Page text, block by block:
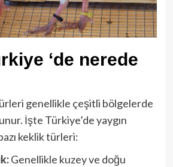
‘de nerede
genellikle çeşitli bölgelerde
İşte Türkiye’de yaygın
keklik türleri:
Genellikle kuzey ve doğu